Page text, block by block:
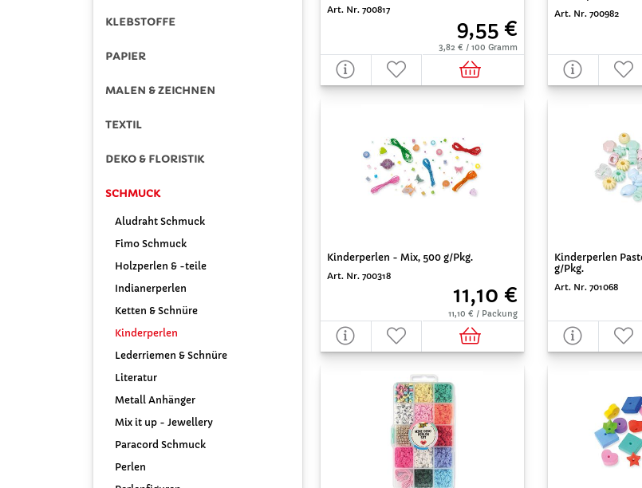
KLEBSTOFFE
PAPIER
MALEN & ZEICHNEN
TEXTIL
DEKO & FLORISTIK
SCHMUCK
Aludraht Schmuck
Fimo Schmuck
Holzperlen & -teile
Indianerperlen
Ketten & Schnüre
Kinderperlen
Lederriemen & Schnüre
Literatur
Metall Anhänger
Mix it up - Jewellery
Paracord Schmuck
Perlen
Art. Nr. 700817
9,55 €
3,82 € / 100 Gramm
Art. Nr. 700982
Kinderperlen - Mix, 500 g/Pkg.
Art. Nr. 700318
11,10 €
11,10 € / Packung
Kinderperlen
g/Pkg.
Art. Nr. 701068